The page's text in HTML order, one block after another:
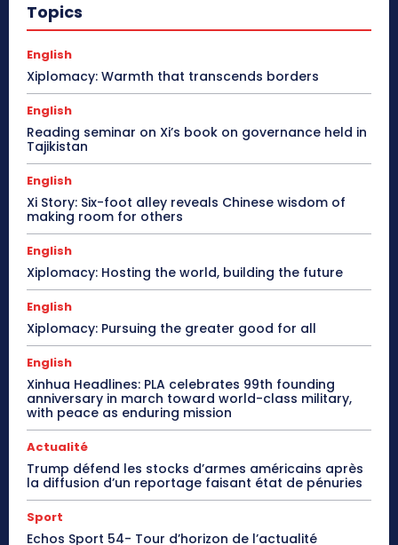
Topics
English
Xiplomacy: Warmth that transcends borders
English
Reading seminar on Xi’s book on governance held in
Tajikistan
English
Xi Story: Six-foot alley reveals Chinese wisdom of
making room for others
English
Xiplomacy: Hosting the world, building the future
English
Xiplomacy: Pursuing the greater good for all
English
Xinhua Headlines: PLA celebrates 99th founding
anniversary in march toward world-class military,
with peace as enduring mission
Actualité
Trump défend les stocks d’armes américains après
la diffusion d’un reportage faisant état de pénuries
Sport
Echos Sport 54- Tour d’horizon de l’actualité